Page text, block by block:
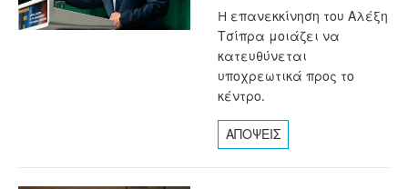
H επανεκκίνηση του Αλέξη
Τσίπρα μοιάζει να
κατευθύνεται
υποχρεωτικά προς το
κέντρο.
ΑΠΟΨΕΙΣ